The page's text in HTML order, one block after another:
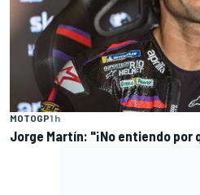
MOTOGP1 h
Jorge Martín: "¡No entiendo